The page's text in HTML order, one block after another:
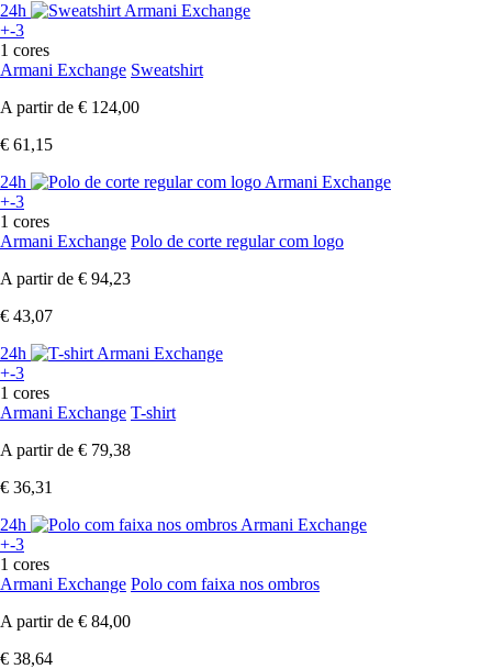
24h
+-3
1 cores
Armani Exchange Sweatshirt
A partir de € 124,00
€ 61,15
24h
+-3
1 cores
Armani Exchange Polo de corte regular com logo
A partir de € 94,23
€ 43,07
24h
+-3
1 cores
Armani Exchange T-shirt
A partir de € 79,38
€ 36,31
24h
+-3
1 cores
Armani Exchange Polo com faixa nos ombros
A partir de € 84,00
€ 38,64